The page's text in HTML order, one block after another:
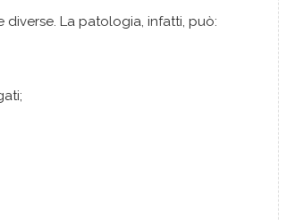
La patologia, infatti, può: